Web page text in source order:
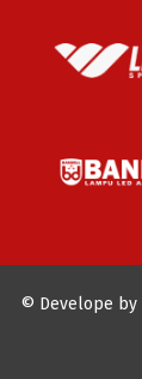
© Develope by